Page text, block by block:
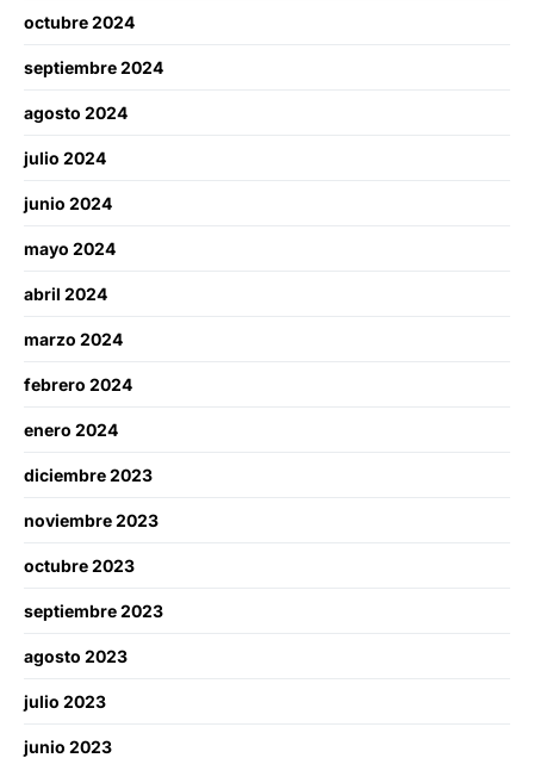
octubre 2024
septiembre 2024
agosto 2024
julio 2024
junio 2024
mayo 2024
abril 2024
marzo 2024
febrero 2024
enero 2024
diciembre 2023
noviembre 2023
octubre 2023
septiembre 2023
agosto 2023
julio 2023
junio 2023